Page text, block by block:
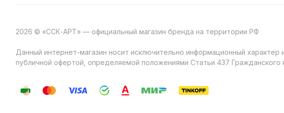
2026 © «ССК-АРТ» — официальный магазин бренда на территории РФ
Данный интернет-магазин носит исключительно информационный
публичной офертой, определяемой положениями Статьи 437 Гражданского